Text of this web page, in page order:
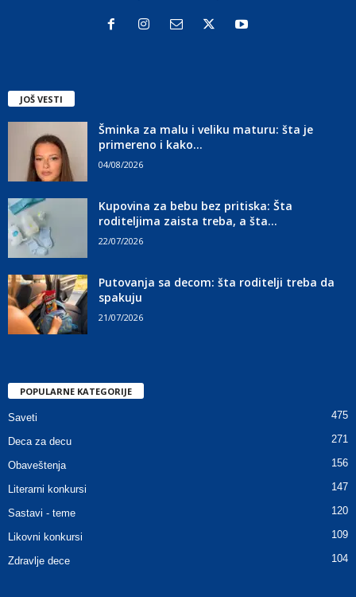
JOŠ VESTI
Šminka za malu i veliku maturu: šta je
primereno i kako...
04/08/2026
Kupovina za bebu bez pritiska: Šta
roditeljima zaista treba, a šta...
22/07/2026
Putovanja sa decom: šta roditelji treba da
spakuju
21/07/2026
POPULARNE KATEGORIJE
Saveti 475
Deca za decu 271
Obaveštenja 156
Literarni konkursi 147
Sastavi - teme 120
Likovni konkursi 109
Zdravlje dece 104